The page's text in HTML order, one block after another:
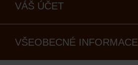
VÁŠ ÚČET
VŠEOBECNÉ INFORMACE